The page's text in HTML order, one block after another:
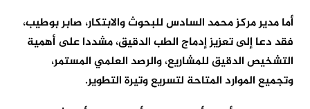
أما مدير مركز محمد السادس للبحوث والابتكار، صابر بوطيب،
فقد دعا إلى تعزيز إدماج الطب الدقيق، مشددا على أهمية
التشخيص الدقيق للمشاريع، والرصد العلمي المستمر،
وتجميع الموارد المتاحة لتسريع وتيرة التطوير.